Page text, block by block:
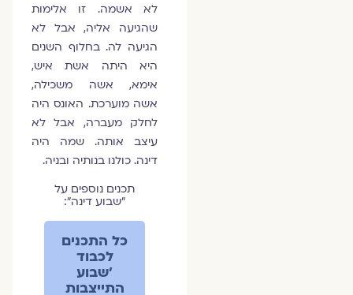
לא אשמה. זו אלימות
שהגיעה אליה, אבל לא
הגיעה לה. בחלוף השנים
היא היתה אשת איש,
אימא, אשה משכילה,
אשה מוערכת. האונס היה
לחלק מעברה, אבל לא
עיצב אותה. שמה היה
דינה. כולנו בנותיה ובניה.
תכנים נוספים על
״שבוע דינה״:
כל התכנים
לכבוד
׳שבוע
התייצבות